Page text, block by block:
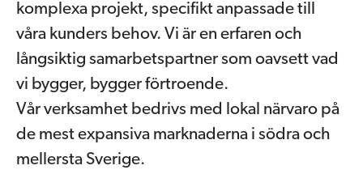
komplexa projekt, specifikt anpassade till
våra kunders behov. Vi är en erfaren och
långsiktig samarbetspartner som oavsett vad
vi bygger, bygger förtroende.
Vår verksamhet bedrivs med lokal närvaro på
de mest expansiva marknaderna i södra och
mellersta Sverige.